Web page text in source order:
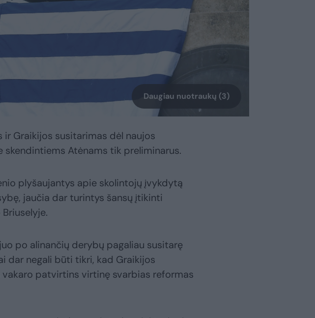
Daugiau nuotraukų (3)
ir Graikijos susitarimas dėl naujos
skendintiems Atėnams tik preliminarus.
plyšaujantys apie skolintojų įvykdytą
jaučia dar turintys šansų įtikinti
po alinančių derybų pagaliau susitarę
dar negali būti tikri, kad Graikijos
patvirtins virtinę svarbias reformas